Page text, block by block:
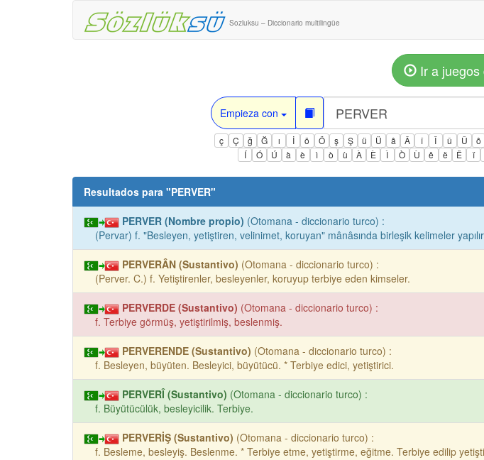
Sozluksu – Diccionario multilingüe
Ir a
Empieza con
ç Ç ğ Ğ ı İ ö Ö ş Ş ü Ü â Â î Î û Û ô
Í
Ó Ú à è ì ò ù À È Ì Ò Ù ê ë Ë ï
Resultados para "PERVER"
PERVER (Nombre propio) (Otomana - diccionario turco) :
(Pervar) f. "Besleyen, yetiştiren, velinimet, koruyan" mânâsında birleşik kelimeler
PERVERÂN (Sustantivo) (Otomana - diccionario turco) :
(Perver. C.) f. Yetiştirenler, besleyenler, koruyup terbiye eden kimseler.
PERVERDE (Sustantivo) (Otomana - diccionario turco) :
f. Terbiye görmüş, yetiştirilmiş, beslenmiş.
PERVERENDE (Sustantivo) (Otomana - diccionario turco) :
f. Besleyen, büyüten. Besleyici, büyütücü. * Terbiye edici, yetiştirici.
PERVERÎ (Sustantivo) (Otomana - diccionario turco) :
f. Büyütücülük, besleyicilik. Terbiye.
PERVERİŞ (Sustantivo) (Otomana - diccionario turco) :
f. Besleme, besleyiş. Beslenme. * Terbiye etme, yetiştirme, eğitme. Terbiye edilip